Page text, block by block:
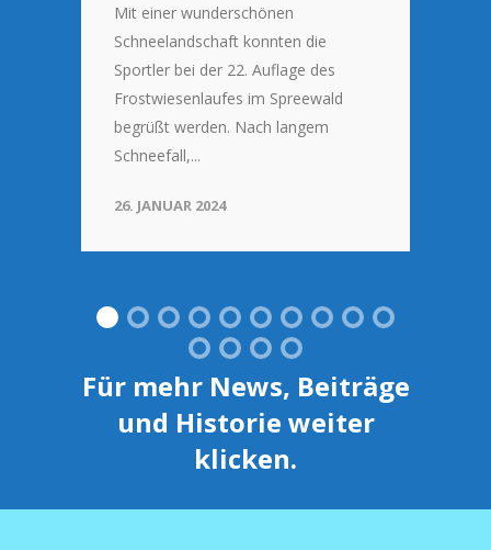
Mit einer wunderschönen
Schneelandschaft konnten die
Sportler bei der 22. Auflage des
Frostwiesenlaufes im Spreewald
begrüßt werden. Nach langem
Schneefall,...
26. JANUAR 2024
Für mehr News, Beiträge
und Historie weiter
klicken.